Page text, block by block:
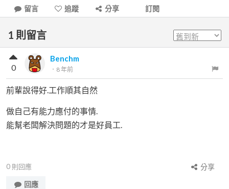
留言 追蹤 分享 訂閱
1 則留言
Benchm
． 8 年前
0
前輩說得好.工作順其自然
做自己有能力應付的事情.
能幫老闆解決問題的才是好員工.
0 則回應
分享
回應